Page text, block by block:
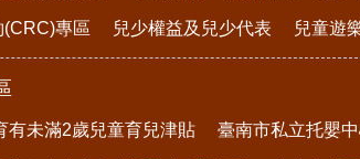
(CRC)專區 兒少權益及兒少代表 兒童遊
有未滿2歲兒童育兒津貼 臺南市私立托嬰